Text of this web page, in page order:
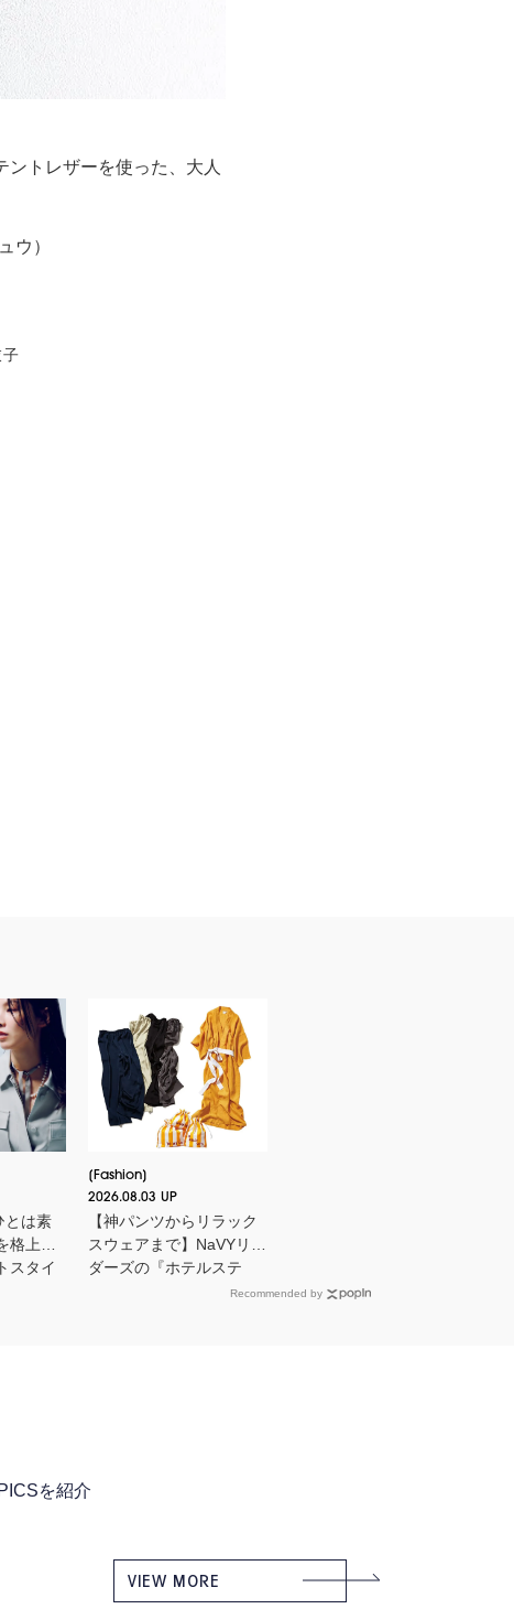
トレザーを使った、大人
ウ）
とは素
格上げ
スタイ
Fashion
2026.08.03 UP
【神パンツからリラック
スウェアまで】NaVYリー
ダーズの『ホテルステ
イ』に欠かせないMY名品Recommended by
を紹介
VIEW MORE